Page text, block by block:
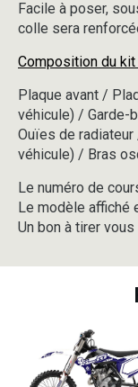
Facile à poser,
colle sera
Composition du
Plaque avant /
véhicule) / Garde-
Ouïes de
véhicule) / Bras
Le numéro de
Le modèle affiché
Un bon à tirer